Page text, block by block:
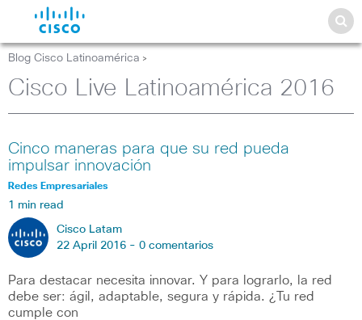
Blog Cisco Latinoamérica >
Cisco Live Latinoamérica 2016
Cinco maneras para que su red pueda
impulsar innovación
Redes Empresariales
1 min read
Cisco Latam
22 April 2016 - 0 comentarios
Para destacar necesita innovar. Y para lograrlo, la red
debe ser: ágil, adaptable, segura y rápida. ¿Tu red
cumple con